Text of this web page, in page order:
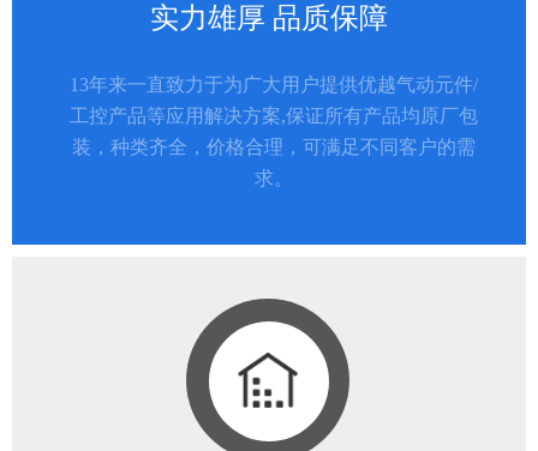
实力雄厚 品质保障
13年来一直致力于为广大用户提供优越气动元件/
工控产品等应用解决方案,保证所有产品均原厂包
装，种类齐全，价格合理，可满足不同客户的需
求。